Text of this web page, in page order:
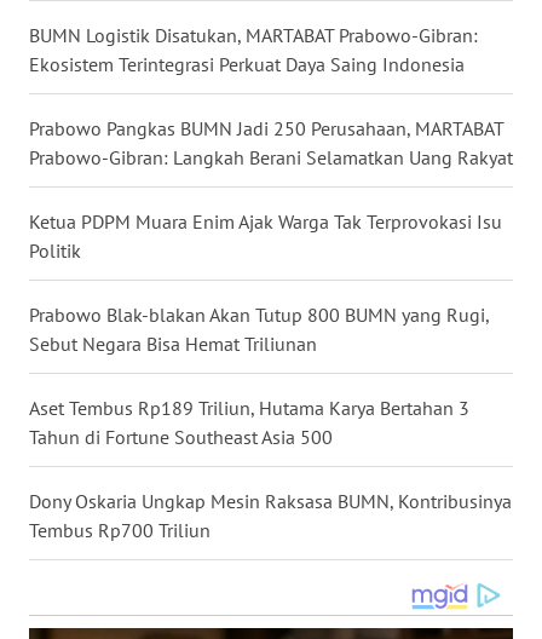
BUMN Logistik Disatukan, MARTABAT Prabowo-Gibran:
Ekosistem Terintegrasi Perkuat Daya Saing Indonesia
Prabowo Pangkas BUMN Jadi 250 Perusahaan, MARTABAT
Prabowo-Gibran: Langkah Berani Selamatkan Uang Rakyat
Ketua PDPM Muara Enim Ajak Warga Tak Terprovokasi Isu
Politik
Prabowo Blak-blakan Akan Tutup 800 BUMN yang Rugi,
Sebut Negara Bisa Hemat Triliunan
Aset Tembus Rp189 Triliun, Hutama Karya Bertahan 3
Tahun di Fortune Southeast Asia 500
Dony Oskaria Ungkap Mesin Raksasa BUMN, Kontribusinya
Tembus Rp700 Triliun
KALBAR
WN
KALTENG
WN
KALTARA
WN
KALSEL
WN
KALTIM
WN
SULSEL
GORONTALO